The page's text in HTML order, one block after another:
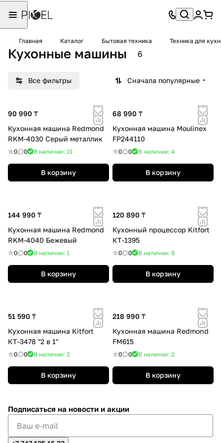
Главная Каталог Бытовая техника Техника для
Кухонные машины 6
Все фильтры Сначала популярные
90 990 ₸
Кухонная машина Redmond
RKM-4030 Серый металлик
0 0 В наличии: 11
В корзину
68 990 ₸
Кухонная машина Moulinex
FP244110
0 0 В наличии: 4
В корзину
144 990 ₸
Кухонная машина Redmond
RKM-4040 Бежевый
0 0 В наличии: 1
В корзину
120 890 ₸
Кухонный процессор Kitfort
КТ-1395
0 0 В наличии: 8
В корзину
51 590 ₸
Кухонная машина Kitfort
КТ-3478 "2 в 1"
0 0 В наличии: 2
В корзину
218 990 ₸
Кухонная машина Redmond
FM615
0 0 В наличии: 2
В корзину
Подписаться на новости и акции